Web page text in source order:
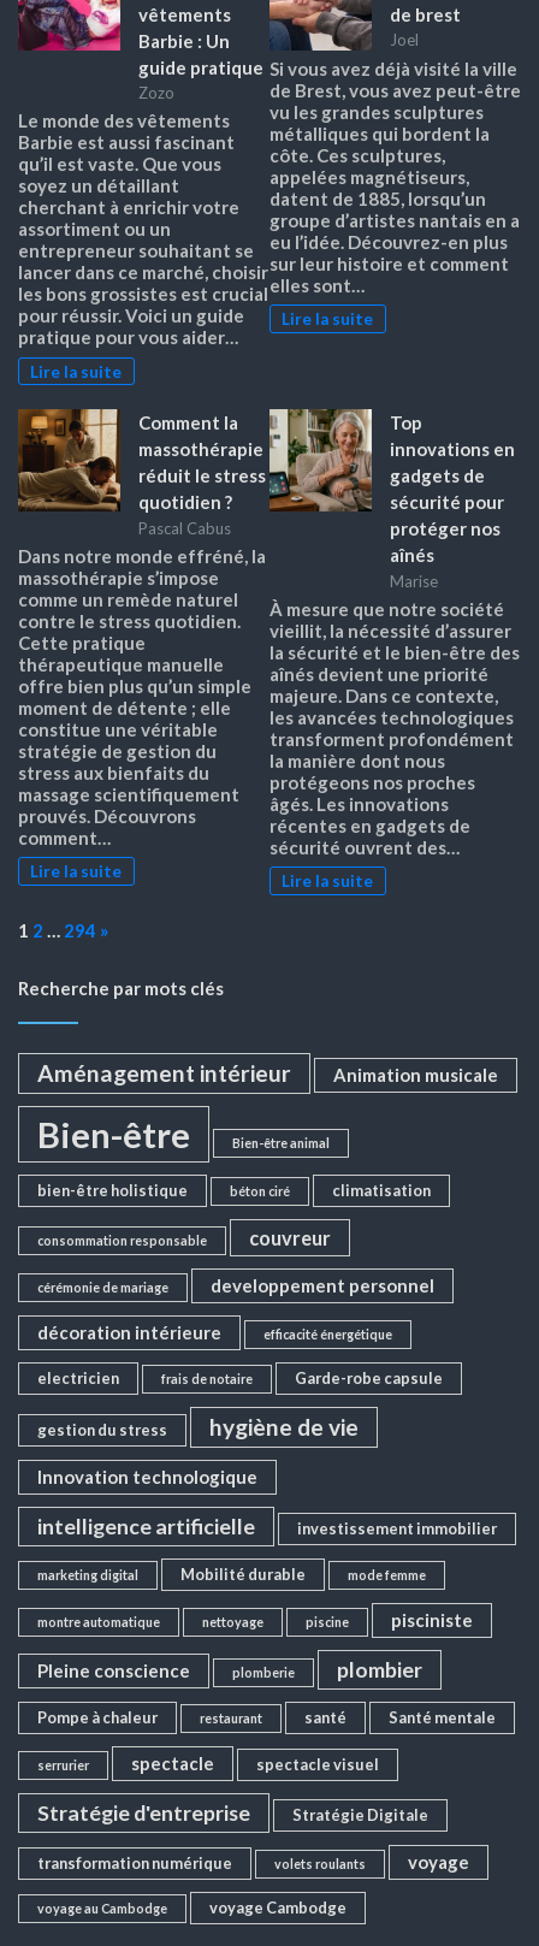
vêtements
Barbie : Un
guide pratique
Zozo
Le monde des vêtements
Barbie est aussi fascinant
qu’il est vaste. Que vous
soyez un détaillant
cherchant à enrichir votre
assortiment ou un
entrepreneur souhaitant se
lancer dans ce marché, choisir
les bons grossistes est crucial
pour réussir. Voici un guide
pratique pour vous aider…
Lire la suite
de brest
Joel
Si vous avez déjà visité la ville
de Brest, vous avez peut-être
vu les grandes sculptures
métalliques qui bordent la
côte. Ces sculptures,
appelées magnétiseurs,
datent de 1885, lorsqu’un
groupe d’artistes nantais en a
eu l’idée. Découvrez-en plus
sur leur histoire et comment
elles sont…
Lire la suite
Comment la
massothérapie
réduit le stress
quotidien ?
Pascal Cabus
Dans notre monde effréné, la
massothérapie s’impose
comme un remède naturel
contre le stress quotidien.
Cette pratique
thérapeutique manuelle
offre bien plus qu’un simple
moment de détente ; elle
constitue une véritable
stratégie de gestion du
stress aux bienfaits du
massage scientifiquement
prouvés. Découvrons
comment…
Lire la suite
Top
innovations en
gadgets de
sécurité pour
protéger nos
aînés
Marise
À mesure que notre société
vieillit, la nécessité d’assurer
la sécurité et le bien-être des
aînés devient une priorité
majeure. Dans ce contexte,
les avancées technologiques
transforment profondément
la manière dont nous
protégeons nos proches
âgés. Les innovations
récentes en gadgets de
sécurité ouvrent des…
Lire la suite
Page:
1 2 … 294 Next
»
Recherche par mots clés
Aménagement intérieur Animation musicale
Bien-être Bien-être animal
bien-être holistique béton ciré climatisation
consommation responsable couvreur
cérémonie de mariage developpement personnel
décoration intérieure efficacité énergétique
electricien frais de notaire Garde-robe capsule
gestion du stress hygiène de vie
Innovation technologique
intelligence artificielle investissement immobilier
marketing digital Mobilité durable mode femme
montre automatique nettoyage piscine pisciniste
Pleine conscience plomberie plombier
Pompe à chaleur restaurant santé Santé mentale
serrurier spectacle spectacle visuel
Stratégie d'entreprise Stratégie Digitale
transformation numérique volets roulants voyage
voyage au Cambodge voyage Cambodge